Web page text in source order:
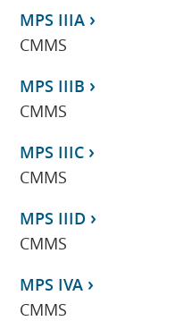
MPS IIIA
CMMS
MPS IIIB
CMMS
MPS IIIC
CMMS
MPS IIID
CMMS
MPS IVA
CMMS